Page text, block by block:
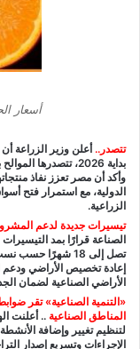
أسعار
تتصدر..
وأكد أن مصر تعزز نفاذ
الدولية، مع استمرار فتح
الزراعية.
تيسيرات جديدة لدعم
تصل إلى 18 شهرًا
إعادة تخصيص الأراضي
الأراضي الصناعية لضمان
«التنمية الصناعية» تقر
المناطق الصناعية .. أعلنت
لتنظيم تغيير وإضافة
الإجراءات وتسريع إصدار